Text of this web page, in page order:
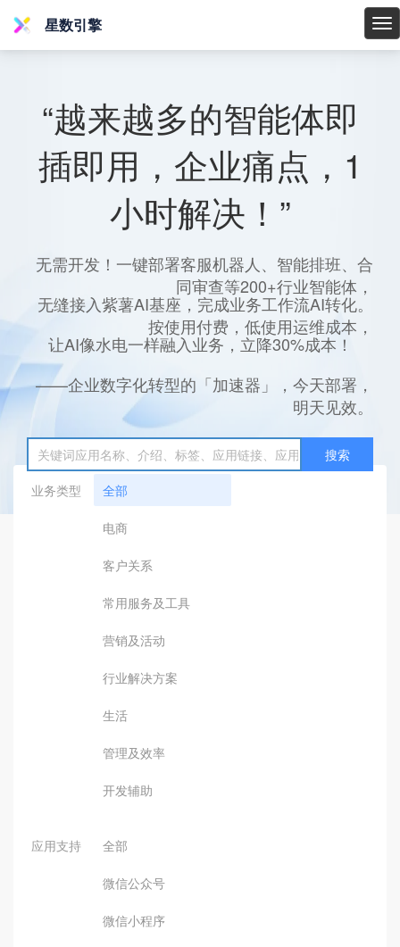
星
星数引擎
“越来越多的智能体即
插即用，企业痛点，1
小时解决！”
无需开发！一键部署客服机器人、智能排班、合
同审查等200+行业智能体，
无缝接入紫薯AI基座，完成业务工作流AI转化。
按使用付费，低使用运维成本，
让AI像水电一样融入业务，立降30%成本！
——企业数字化转型的「加速器」，今天部署，
明天见效。
搜索
业务类型
全部
电商
客户关系
常用服务及工具
营销及活动
行业解决方案
生活
管理及效率
开发辅助
应用支持 全部
微信公众号
微信小程序